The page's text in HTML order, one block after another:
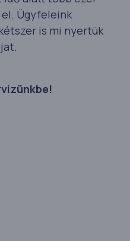
Ügyfeleink
is mi nyertük